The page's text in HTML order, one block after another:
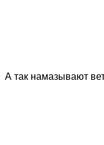
А так намазывают